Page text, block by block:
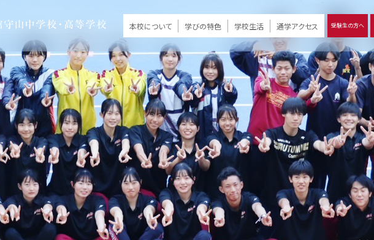
本校について
学校代表挨拶 学校基本情報 学校評価 立命館名称の由来 / 立命館憲章 / 論語述而の石碑 教育理念
学びの特色
グローバルに学ぼう
リツモリの
サイエンス教育
リツモリの
デジタルクリエイティブ教育
R-Style
Online ×
On campus
個別最適化
学校生活
Ritsumori Snap（制服紹介） Ritsumori Days キャンパスマップ 学校行事 クラブ活動 生徒会活動
通学アクセス 受験生の方へ